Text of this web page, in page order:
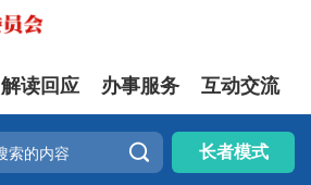
解读回应 办事服务 互动交流
 长者模式